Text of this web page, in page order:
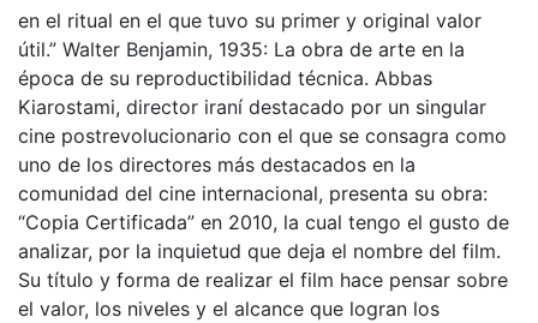
en el ritual en el que tuvo su primer y original valor
útil.” Walter Benjamin, 1935: La obra de arte en la
época de su reproductibilidad técnica. Abbas
Kiarostami, director iraní destacado por un singular
cine postrevolucionario con el que se consagra como
uno de los directores más destacados en la
comunidad del cine internacional, presenta su obra:
“Copia Certificada” en 2010, la cual tengo el gusto de
analizar, por la inquietud que deja el nombre del film.
Su título y forma de realizar el film hace pensar sobre
el valor, los niveles y el alcance que logran los